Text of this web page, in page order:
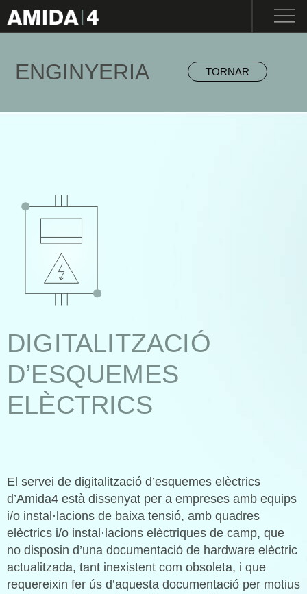
ENGINYERIA TORNAR
DIGITALITZACIÓ
D’ESQUEMES
ELÈCTRICS
El servei de digitalització d’esquemes elèctrics
d’Amida4 està dissenyat per a empreses amb equips
i/o instal·lacions de baixa tensió, amb quadres
elèctrics i/o instal·lacions elèctriques de camp, que
no disposin d’una documentació de hardware elèctric
actualitzada, tant inexistent com obsoleta, i que
requereixin fer ús d’aquesta documentació per motius
ENG
ABOUT US
MACHINERY
ROBOTICS
DATA
Join Us IContact